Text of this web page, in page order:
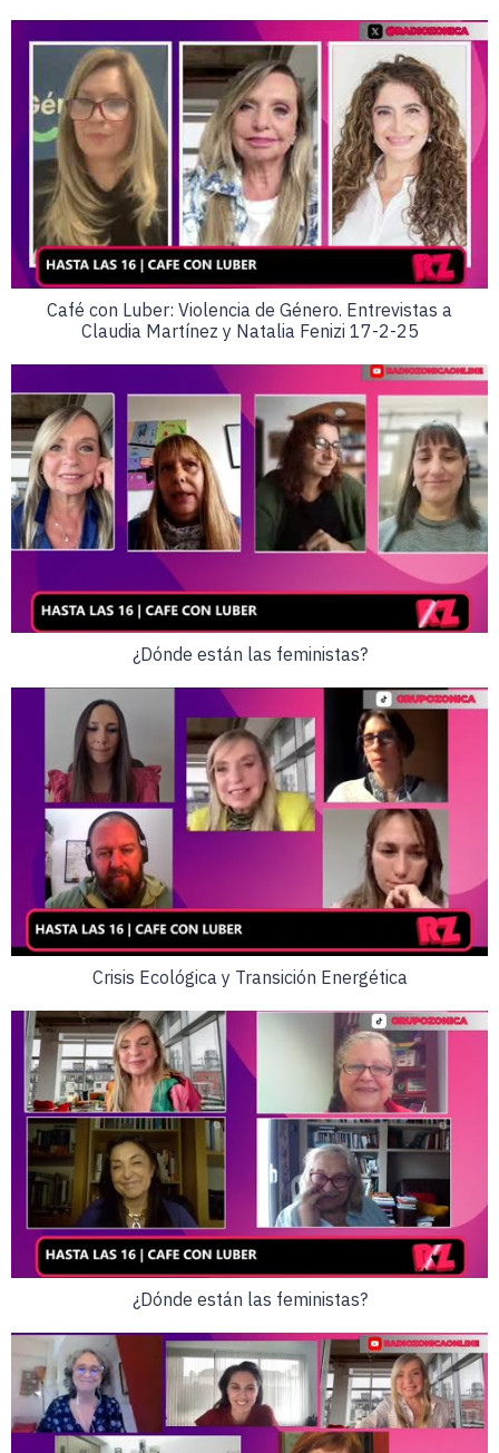
Café con Luber: Violencia de Género. Entrevistas a
Claudia Martínez y Natalia Fenizi 17-2-25
¿Dónde están las feministas?
Crisis Ecológica y Transición Energética
¿Dónde están las feministas?